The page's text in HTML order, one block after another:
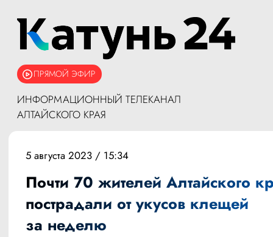
ПРЯМОЙ ЭФИР
ИНФОРМАЦИОННЫЙ ТЕЛЕКАНАЛ
АЛТАЙСКОГО КРАЯ
5 августа 2023 / 15:34
Почти 70 жителей Алтайского
пострадали от укусов клещей
за неделю